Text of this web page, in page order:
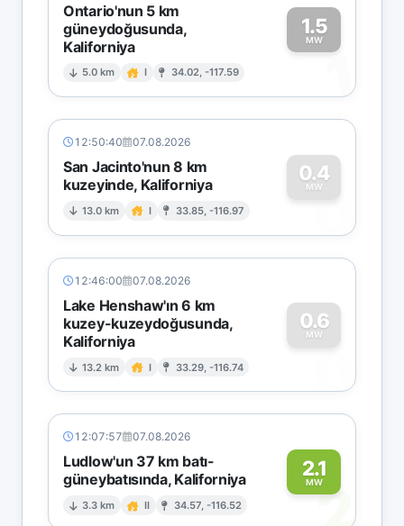
Ontario'nun 5 km
güneydoğusunda,
Kaliforniya
5.0 km I 34.02, -117.59
1.5
MW
1
12:50:40 07.08.2026
San Jacinto'nun 8 km
kuzeyinde, Kaliforniya
13.0 km I 33.85, -116.97
0.4
MW
0
12:46:00 07.08.2026
Lake Henshaw'ın 6 km
kuzey-kuzeydoğusunda,
Kaliforniya
13.2 km I 33.29, -116.74
0.6
MW
0
12:07:57 07.08.2026
Ludlow'un 37 km batı-
güneybatısında, Kaliforniya
3.3 km II 34.57, -116.52
2.1
MW